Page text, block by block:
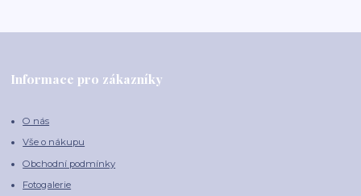
Informace pro zákazníky
O nás
Vše o nákupu
Obchodní podmínky
Fotogalerie